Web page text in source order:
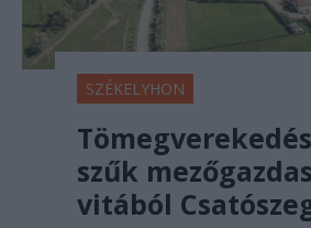
SZÉKELYHON
szűk
vitából